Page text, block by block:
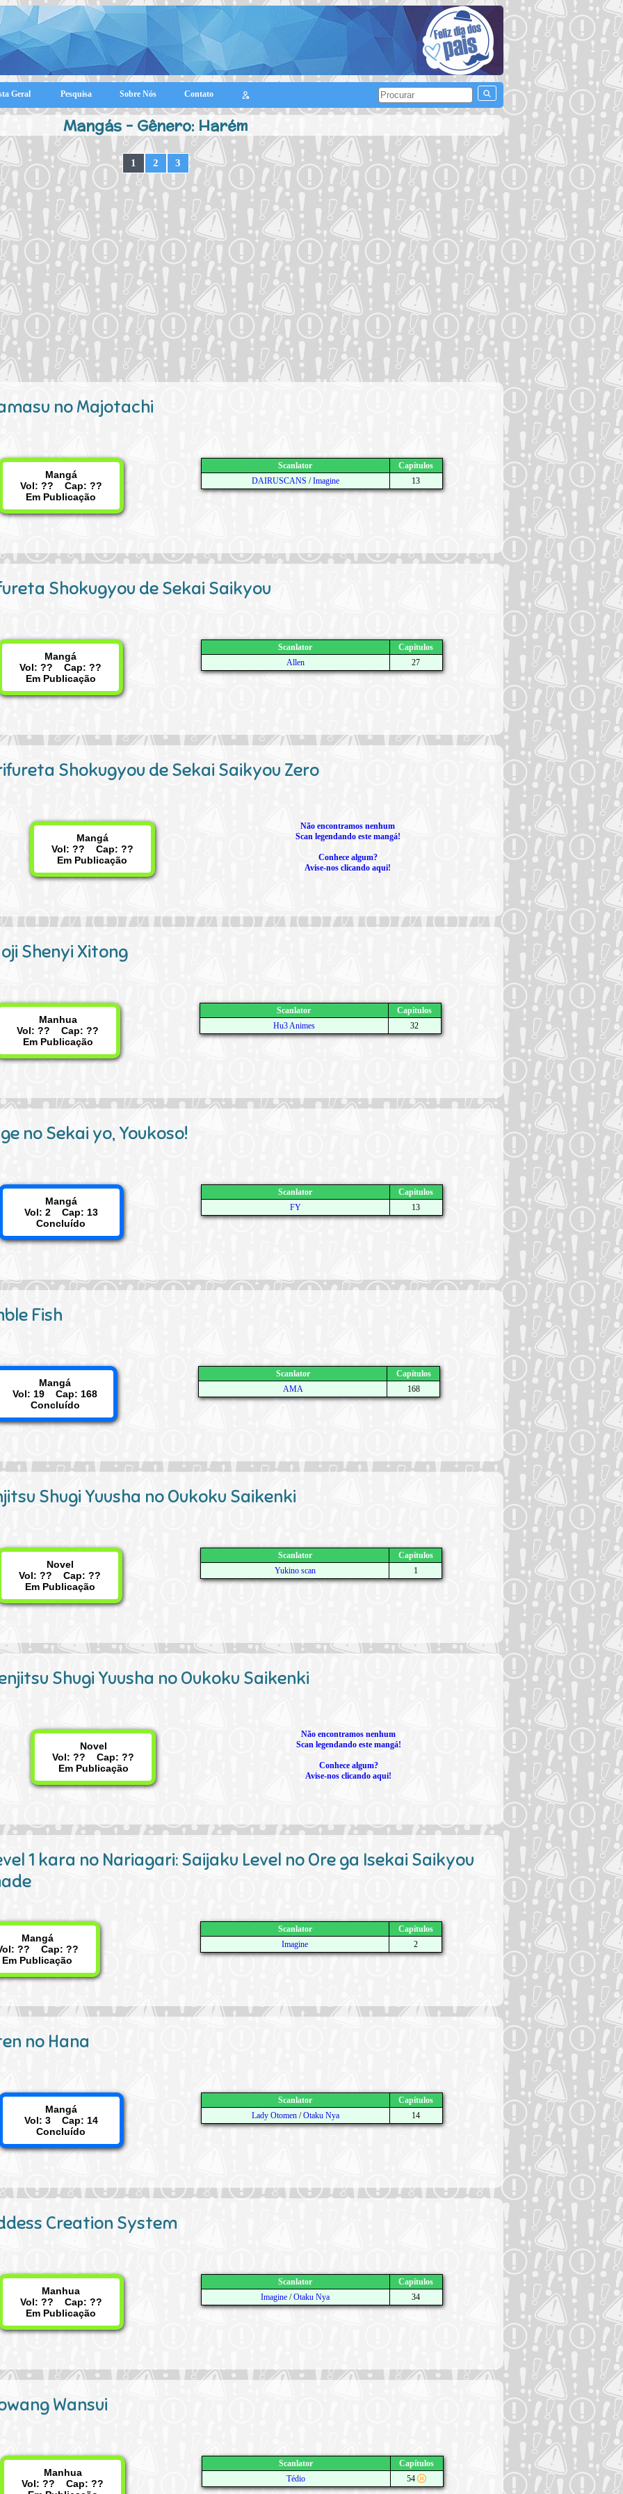
Geral Pesquisa Sobre Nós Contato
Mangás - Gênero: Harém
1 2 3
no Majotachi
Mangá
Vol: ?? Cap: ??
Em Publicação
Scanlator
Capítulos
DAIRUSCANS /Imagine 13
Shokugyou de Sekai Saikyou
Mangá
Vol: ?? Cap: ??
Em Publicação
Scanlator
Capítulos
Allen
27
Shokugyou de Sekai Saikyou Zero
Mangá
Vol: ?? Cap: ??
Em Publicação
Não encontramos nenhum
Scan legendando este mangá!
Conhece algum?
Avise-nos clicando aqui!
Shenyi Xitong
Manhua
Vol: ?? Cap: ??
Em Publicação
Scanlator
Capítulos
Hu3 Animes
32
no Sekai yo, Youkoso!
Mangá
Vol: 2 Cap: 13
Concluído
Scanlator
Capítulos
FY
13
Fish
Mangá
Vol: 19 Cap: 168
Concluído
Scanlator
Capítulos
AMA
168
Shugi Yuusha no Oukoku Saikenki
Novel
Vol: ?? Cap: ??
Em Publicação
Scanlator
Capítulos
Yukino scan
1
Shugi Yuusha no Oukoku Saikenki
Novel
Vol: ?? Cap: ??
Em Publicação
Não encontramos nenhum
Scan legendando este mangá!
Conhece algum?
Avise-nos clicando aqui!
1 kara no Nariagari: Saijaku Level no Ore ga Isekai Saikyou
Mangá
?? Cap: ??
Em Publicação
Scanlator
Capítulos
Imagine
2
no Hana
Mangá
Vol: 3 Cap: 14
Concluído
Scanlator
Capítulos
Lady Otomen/Otaku Nya 14
Creation System
Manhua
Vol: ?? Cap: ??
Em Publicação
Scanlator
Capítulos
Imagine /Otaku Nya 34
Wansui
Manhua
Vol: ?? Cap: ??
Scanlator
Capítulos
Tédio
54